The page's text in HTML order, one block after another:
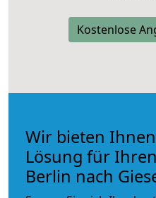
Kostenlose
Wir bieten
Lösung für
Berlin nach